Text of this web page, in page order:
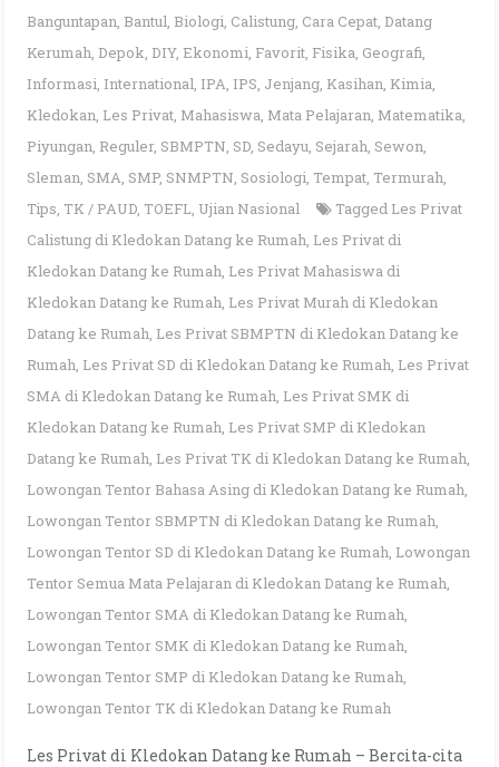
Banguntapan, Bantul, Biologi, Calistung, Cara Cepat, Datang
Kerumah, Depok, DIY, Ekonomi, Favorit, Fisika, Geografi,
Informasi, International, IPA, IPS, Jenjang, Kasihan, Kimia,
Kledokan, Les Privat, Mahasiswa, Mata Pelajaran, Matematika,
Piyungan, Reguler, SBMPTN, SD, Sedayu, Sejarah, Sewon,
Sleman, SMA, SMP, SNMPTN, Sosiologi, Tempat, Termurah,
Tips, TK / PAUD, TOEFL, Ujian Nasional Tagged Les Privat
Calistung di Kledokan Datang ke Rumah, Les Privat di
Kledokan Datang ke Rumah, Les Privat Mahasiswa di
Kledokan Datang ke Rumah, Les Privat Murah di Kledokan
Datang ke Rumah, Les Privat SBMPTN di Kledokan Datang ke
Rumah, Les Privat SD di Kledokan Datang ke Rumah, Les Privat
SMA di Kledokan Datang ke Rumah, Les Privat SMK di
Kledokan Datang ke Rumah, Les Privat SMP di Kledokan
Datang ke Rumah, Les Privat TK di Kledokan Datang ke Rumah,
Lowongan Tentor Bahasa Asing di Kledokan Datang ke Rumah,
Lowongan Tentor SBMPTN di Kledokan Datang ke Rumah,
Lowongan Tentor SD di Kledokan Datang ke Rumah, Lowongan
Tentor Semua Mata Pelajaran di Kledokan Datang ke Rumah,
Lowongan Tentor SMA di Kledokan Datang ke Rumah,
Lowongan Tentor SMK di Kledokan Datang ke Rumah,
Lowongan Tentor SMP di Kledokan Datang ke Rumah,
Lowongan Tentor TK di Kledokan Datang ke Rumah
Les Privat di Kledokan Datang ke Rumah – Bercita-cita